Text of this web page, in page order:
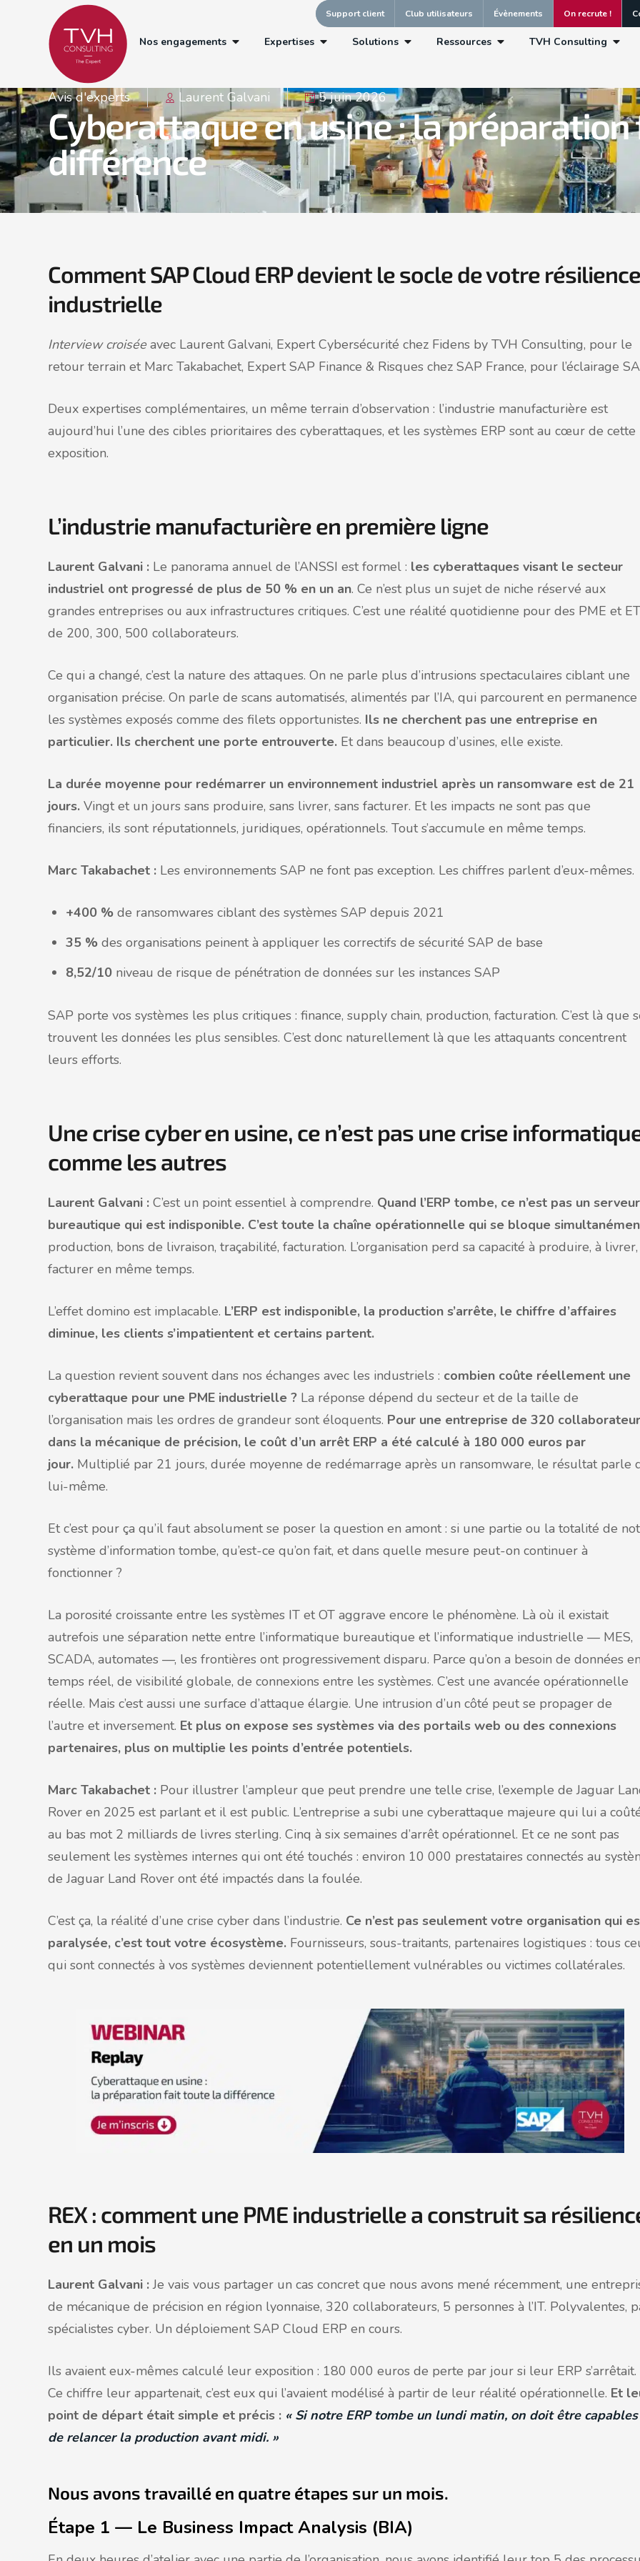
Support client Club utilisateurs Évènements On recrute !
Nos engagements Expertises Solutions Ressources TVH Consulting
Avis d'experts Laurent Galvani 5 juin 2026
Cyberattaque en usine : la
différence
Comment SAP Cloud ERP devient le socle de votre résilience
industrielle
Interview croisée avec Laurent Galvani, Expert Cybersécurité chez Fidens by TVH Consulting, pour le
retour terrain et Marc Takabachet, Expert SAP Finance & Risques chez SAP France, pour l’éclairage
Deux expertises complémentaires, un même terrain d’observation : l’industrie manufacturière est
aujourd’hui l’une des cibles prioritaires des cyberattaques, et les systèmes ERP sont au cœur de cette
exposition.
L’industrie manufacturière en première ligne
Laurent Galvani : Le panorama annuel de l’ANSSI est formel : les cyberattaques visant le secteur
industriel ont progressé de plus de 50 % en un an. Ce n’est plus un sujet de niche réservé aux
grandes entreprises ou aux infrastructures critiques. C’est une réalité quotidienne pour des PME et
de 200, 300, 500 collaborateurs.
Ce qui a changé, c’est la nature des attaques. On ne parle plus d’intrusions spectaculaires ciblant une
organisation précise. On parle de scans automatisés, alimentés par l’IA, qui parcourent en permanence
les systèmes exposés comme des filets opportunistes. Ils ne cherchent pas une entreprise en
particulier. Ils cherchent une porte entrouverte. Et dans beaucoup d’usines, elle existe.
La durée moyenne pour redémarrer un environnement industriel après un ransomware est de 21
jours. Vingt et un jours sans produire, sans livrer, sans facturer. Et les impacts ne sont pas que
financiers, ils sont réputationnels, juridiques, opérationnels. Tout s’accumule en même temps.
Marc Takabachet : Les environnements SAP ne font pas exception. Les chiffres parlent d’eux-mêmes.
+400 % de ransomwares ciblant des systèmes SAP depuis 2021
35 % des organisations peinent à appliquer les correctifs de sécurité SAP de base
8,52/10 niveau de risque de pénétration de données sur les instances SAP
SAP porte vos systèmes les plus critiques : finance, supply chain, production, facturation. C’est là que
trouvent les données les plus sensibles. C’est donc naturellement là que les attaquants concentrent
leurs efforts.
Une crise cyber en usine, ce n’est pas une crise
comme les autres
Laurent Galvani : C’est un point essentiel à comprendre. Quand l’ERP tombe, ce n’est pas un serveur
bureautique qui est indisponible. C’est toute la chaîne opérationnelle qui se bloque
production, bons de livraison, traçabilité, facturation. L’organisation perd sa capacité à produire, à livrer,
facturer en même temps.
L’effet domino est implacable. L’ERP est indisponible, la production s’arrête, le chiffre d’affaires
diminue, les clients s’impatientent et certains partent.
La question revient souvent dans nos échanges avec les industriels : combien coûte réellement une
cyberattaque pour une PME industrielle ? La réponse dépend du secteur et de la taille de
l’organisation mais les ordres de grandeur sont éloquents. Pour une entreprise de 320
dans la mécanique de précision, le coût d’un arrêt ERP a été calculé à 180 000 euros par
jour. Multiplié par 21 jours, durée moyenne de redémarrage après un ransomware, le résultat parle
lui-même.
Et c’est pour ça qu’il faut absolument se poser la question en amont : si une partie ou la totalité de
système d’information tombe, qu’est-ce qu’on fait, et dans quelle mesure peut-on continuer à
fonctionner ?
La porosité croissante entre les systèmes IT et OT aggrave encore le phénomène. Là où il existait
autrefois une séparation nette entre l’informatique bureautique et l’informatique industrielle — MES,
SCADA, automates —, les frontières ont progressivement disparu. Parce qu’on a besoin de données en
temps réel, de visibilité globale, de connexions entre les systèmes. C’est une avancée opérationnelle
réelle. Mais c’est aussi une surface d’attaque élargie. Une intrusion d’un côté peut se propager de
l’autre et inversement. Et plus on expose ses systèmes via des portails web ou des connexions
partenaires, plus on multiplie les points d’entrée potentiels.
Marc Takabachet : Pour illustrer l’ampleur que peut prendre une telle crise, l’exemple de Jaguar
Rover en 2025 est parlant et il est public. L’entreprise a subi une cyberattaque majeure qui lui a
au bas mot 2 milliards de livres sterling. Cinq à six semaines d’arrêt opérationnel. Et ce ne sont pas
seulement les systèmes internes qui ont été touchés : environ 10 000 prestataires connectés au
de Jaguar Land Rover ont été impactés dans la foulée.
C’est ça, la réalité d’une crise cyber dans l’industrie. Ce n’est pas seulement votre organisation qui
paralysée, c’est tout votre écosystème. Fournisseurs, sous-traitants, partenaires logistiques : tous
qui sont connectés à vos systèmes deviennent potentiellement vulnérables ou victimes collatérales.
REX : comment une PME industrielle a construit sa
en un mois
Laurent Galvani :Je vais vous partager un cas concret que nous avons mené récemment, une
de mécanique de précision en région lyonnaise, 320 collaborateurs, 5 personnes à l’IT. Polyvalentes,
spécialistes cyber. Un déploiement SAP Cloud ERP en cours.
Ils avaient eux-mêmes calculé leur exposition : 180 000 euros de perte par jour si leur ERP s’arrêtait.
Ce chiffre leur appartenait, c’est eux qui l’avaient modélisé à partir de leur réalité opérationnelle. Et
point de départ était simple et précis : « Si notre ERP tombe un lundi matin, on doit être capables
de relancer la production avant midi. »
Nous avons travaillé en quatre étapes sur un mois.
Étape 1 — Le Business Impact Analysis (BIA)